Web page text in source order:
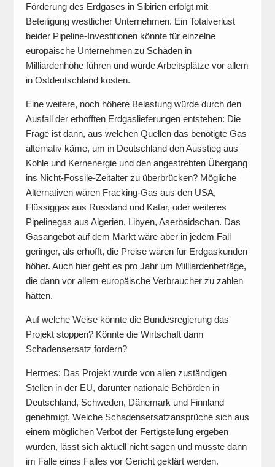
Förderung des Erdgases in Sibirien erfolgt mit
Beteiligung westlicher Unternehmen. Ein Totalverlust
beider Pipeline-Investitionen könnte für einzelne
europäische Unternehmen zu Schäden in
Milliardenhöhe führen und würde Arbeitsplätze vor allem
in Ostdeutschland kosten.
Eine weitere, noch höhere Belastung würde durch den
Ausfall der erhofften Erdgaslieferungen entstehen: Die
Frage ist dann, aus welchen Quellen das benötigte Gas
alternativ käme, um in Deutschland den Ausstieg aus
Kohle und Kernenergie und den angestrebten Übergang
ins Nicht-Fossile-Zeitalter zu überbrücken? Mögliche
Alternativen wären Fracking-Gas aus den USA,
Flüssiggas aus Russland und Katar, oder weiteres
Pipelinegas aus Algerien, Libyen, Aserbaidschan. Das
Gasangebot auf dem Markt wäre aber in jedem Fall
geringer, als erhofft, die Preise wären für Erdgaskunden
höher. Auch hier geht es pro Jahr um Milliardenbeträge,
die dann vor allem europäische Verbraucher zu zahlen
hätten.
Auf welche Weise könnte die Bundesregierung das
Projekt stoppen? Könnte die Wirtschaft dann
Schadensersatz fordern?
Hermes: Das Projekt wurde von allen zuständigen
Stellen in der EU, darunter nationale Behörden in
Deutschland, Schweden, Dänemark und Finnland
genehmigt. Welche Schadensersatzansprüche sich aus
einem möglichen Verbot der Fertigstellung ergeben
würden, lässt sich aktuell nicht sagen und müsste dann
im Falle eines Falles vor Gericht geklärt werden.